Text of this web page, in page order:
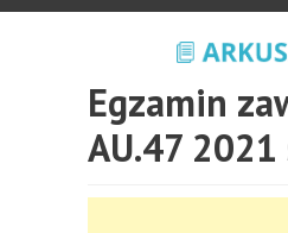
Egzamin
AU.47 2021